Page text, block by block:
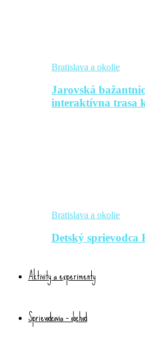
Bratislava a okolie
Jarovská
interaktívna trasa
Bratislava a okolie
Detský sprievodca
Aktivity a experimenty
Sprievodcovia – obchod